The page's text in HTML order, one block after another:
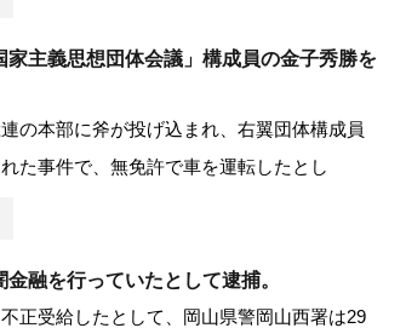
家主義思想団体会議」構成員の金子秀勝を
の本部に斧が投げ込まれ、右翼団体構成員
た事件で、無免許で車を運転したとし
融を行っていたとして逮捕。
正受給したとして、岡山県警岡山西署は29